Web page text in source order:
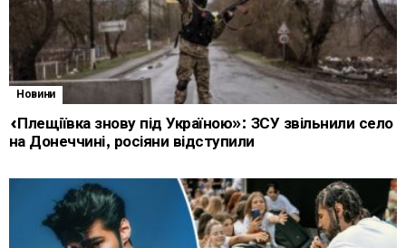
Новини
«Плещіївка знову під Україною»: ЗСУ звільнили село
на Донеччині, росіяни відступили